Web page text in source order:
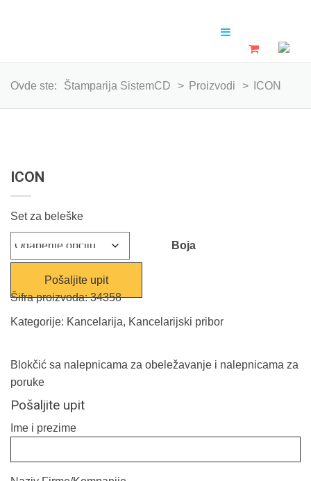
Ovde ste: Štamparija SistemCD > Proizvodi > ICON
ICON
Set za beleške
Boja
Pošaljite upit
Šifra proizvoda:34358
Kategorije: Kancelarija, Kancelarijski pribor
Blokčić sa nalepnicama za obeležavanje i nalepnicama za
poruke
Pošaljite upit
Ime i prezime